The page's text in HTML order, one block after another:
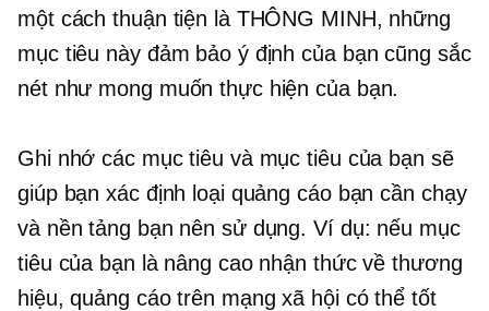
một cách thuận tiện là THÔNG MINH, những
mục tiêu này đảm bảo ý định của bạn cũng sắc
nét như mong muốn thực hiện của bạn.
Ghi nhớ các mục tiêu và mục tiêu của bạn sẽ
giúp bạn xác định loại quảng cáo bạn cần chạy
và nền tảng bạn nên sử dụng. Ví dụ: nếu mục
tiêu của bạn là nâng cao nhận thức về thương
hiệu, quảng cáo trên mạng xã hội có thể tốt